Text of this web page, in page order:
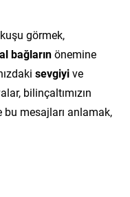
görmek,
bağlarınönemine
sevgiyive
bilinçaltımızın
bu mesajları anlamak,